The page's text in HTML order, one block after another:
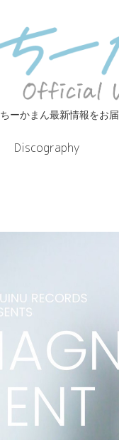
ちーかまん最新情報をお
Discography